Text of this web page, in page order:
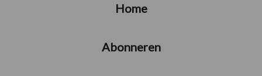
Home
Abonneren